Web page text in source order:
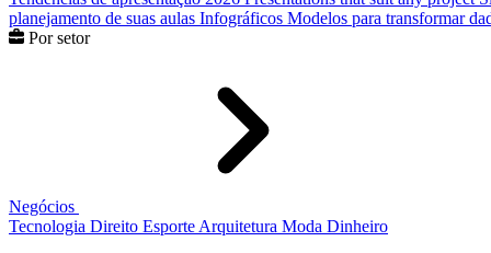
planejamento de suas aulas Infográficos Modelos para transformar
Por setor
Negócios
Tecnologia Direito Esporte Arquitetura Moda Dinheiro